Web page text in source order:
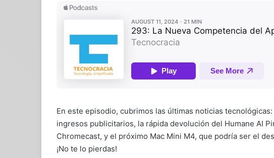
En este episodio, cubrimos las últimas noticias
ingresos publicitarios, la rápida devolución del Humane AI
Chromecast, y el próximo Mac Mini M4, que podría ser el
¡No te lo pierdas!